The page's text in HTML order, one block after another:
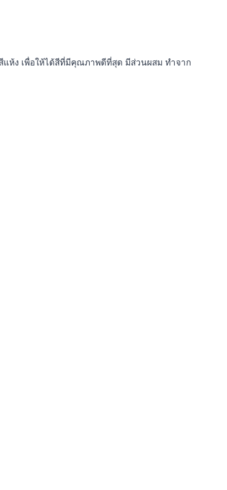
แห้ง เพื่อให้ได้สีที่มีคุณภาพดีที่สุด มีส่วนผสม ทำจาก